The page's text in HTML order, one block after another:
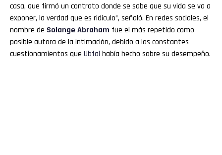
casa, que firmó un contrato donde se sabe que su vida se va a
exponer, la verdad que es ridículo”, señaló. En redes sociales, el
nombre de Solange Abraham fue el más repetido como
posible autora de la intimación, debido a los constantes
cuestionamientos que Ubfal había hecho sobre su desempeño.